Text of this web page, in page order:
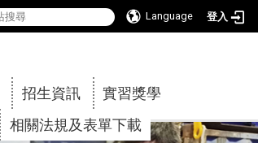
Language 登入
招生資訊
實習獎學
相關法規及表單下載